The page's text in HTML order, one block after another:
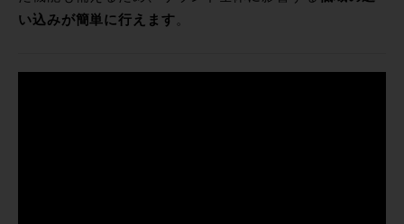
い込みが簡単に行えます 。